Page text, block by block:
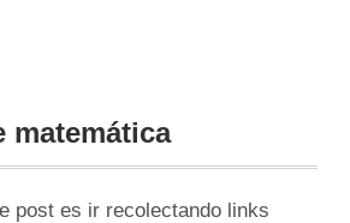
matemática
post es ir recolectando links